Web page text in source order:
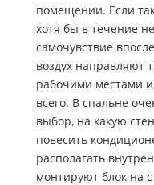
помещении. Если
хотя бы в течение
самочувствие
воздух направляют
рабочими местами
всего. В спальне
выбор, на какую
повесить
располагать
монтируют блок на